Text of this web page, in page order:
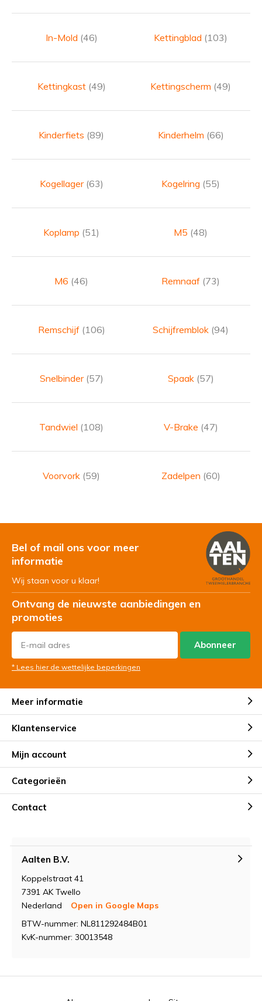
In-Mold (46) Kettingblad (103)
Kettingkast (49) Kettingscherm (49)
Kinderfiets (89) Kinderhelm (66)
Kogellager (63) Kogelring (55)
Koplamp (51) M5 (48)
M6 (46) Remnaaf (73)
Remschijf (106) Schijfremblok (94)
Snelbinder (57) Spaak (57)
Tandwiel (108) V-Brake (47)
Voorvork (59) Zadelpen (60)
Bel of mail ons voor meer
informatie
Wij staan voor u klaar!
Ontvang de nieuwste aanbiedingen en
promoties
Abonneer
* Lees hier de wettelijke beperkingen
Meer informatie
Klantenservice
Mijn account
Categorieën
Contact
Aalten B.V.
Koppelstraat 41
7391 AK Twello
Nederland
Open in Google Maps
BTW-nummer: NL811292484B01
KvK-nummer: 30013548